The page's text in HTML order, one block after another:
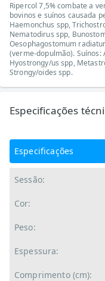
Ripercol 7,5% combate a
bovinos e suínos causada
Haemonchus spp,
Nematodirus spp,
Oesophagostomum
(verme-dopulmão). Suínos:
Hyostrongy/us spp,
Strongy/oides spp.
Especificações
Especificações
Sessão:
Cor:
Peso:
Espessura:
Comprimento (cm):